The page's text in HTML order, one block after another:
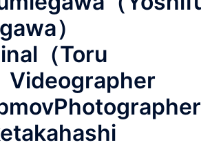
）
（Toru
Videographer